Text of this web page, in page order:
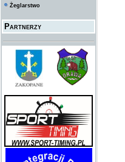
Żeglarstwo
Partnerzy